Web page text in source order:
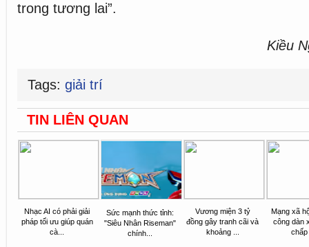
trong tương lai”.
Kiều
Tags: giải trí
TIN LIÊN QUAN
Nhạc AI có phải giải
pháp tối ưu giúp quán
cà...
Sức mạnh thức tỉnh:
"Siêu Nhân Riseman"
chính...
Vương miện 3 tỷ
đồng gây tranh cãi và
khoảng ...
Mạng xã
công dàn
chấp